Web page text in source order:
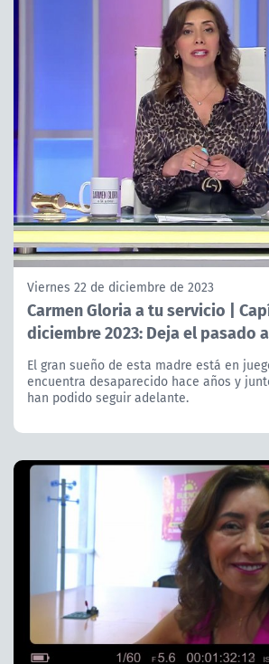
Viernes 22 de diciembre de 2023
Carmen Gloria a tu servicio |
diciembre 2023: Deja el pasado
El gran sueño de esta madre está en
encuentra desaparecido hace años y
han podido seguir adelante.